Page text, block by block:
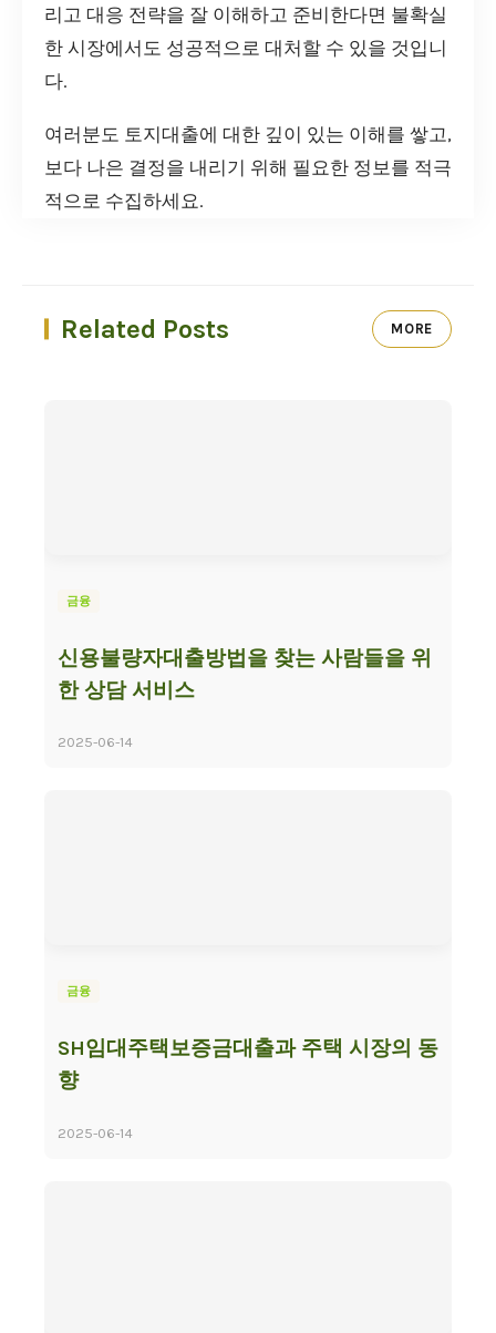
리고 대응 전략을 잘 이해하고 준비한다면 불확실
한 시장에서도 성공적으로 대처할 수 있을 것입니
다.
여러분도 토지대출에 대한 깊이 있는 이해를 쌓고,
보다 나은 결정을 내리기 위해 필요한 정보를 적극
적으로 수집하세요.
Related Posts MORE
금융
신용불량자대출방법을 찾는 사람들을 위
한 상담 서비스
2025-06-14
금융
SH임대주택보증금대출과 주택 시장의 동
향
2025-06-14